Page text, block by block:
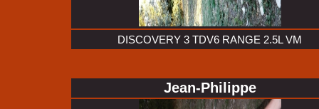
DISCOVERY 3 TDV6 RANGE 2.5L VM
Jean-Philippe